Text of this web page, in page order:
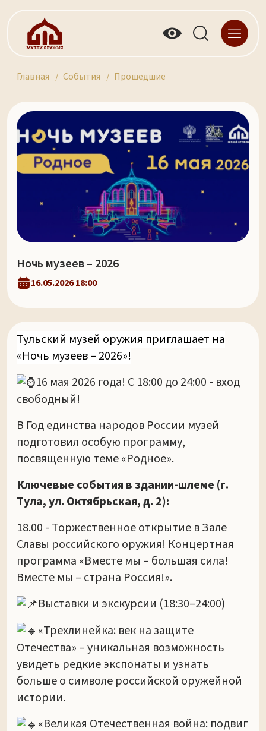
Главная События Прошедшие
Ночь музеев – 2026
16.05.2026 18:00
Тульский музей оружия приглашает на
«Ночь музеев – 2026»!
16 мая 2026 года! С 18:00 до 24:00 - вход
свободный!
В Год единства народов России музей
подготовил особую программу,
посвященную теме «Родное».
Ключевые события в здании-шлеме (г.
Тула, ул. Октябрьская, д. 2):
18.00 - Торжественное открытие в Зале
Славы российского оружия! Концертная
программа «Вместе мы – большая сила!
Вместе мы – страна Россия!».
Выставки и экскурсии (18:30–24:00)
«Трехлинейка: век на защите
Отечества» – уникальная возможность
увидеть редкие экспонаты и узнать
больше о символе российской оружейной
истории.
«Великая Отечественная война: подвиг